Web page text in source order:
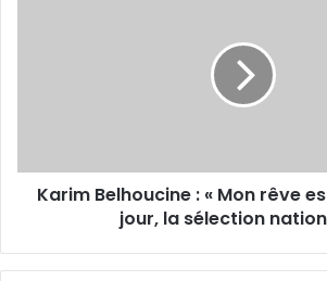
jour,
Karim Belhoucine : « Mon rêve
jour, la sélection